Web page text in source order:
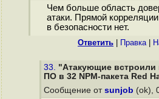
Чем больше область
атаки. Прямой
в безопасности нет.
Ответить Правка|
33. "Атакующие встроили
ПО в 32 NPM-пакета Red
Сообщение от sunjob (ok),